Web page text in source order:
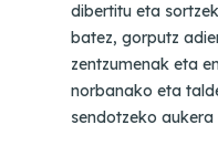
dibertitu eta
batez, gorputz
zentzumenak eta
norbanako eta
sendotzeko